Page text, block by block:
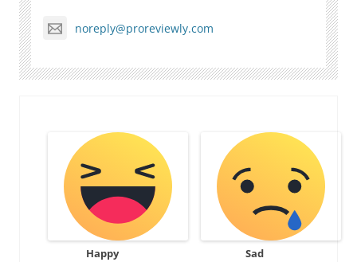
noreply@proreviewly.com
Happy Sad